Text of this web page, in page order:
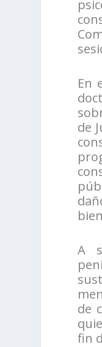
En
de
A
de
fin